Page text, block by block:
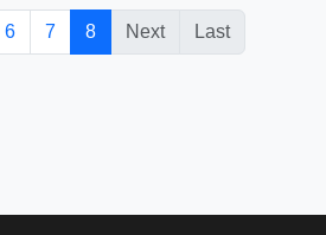
6 7 8 Next Last